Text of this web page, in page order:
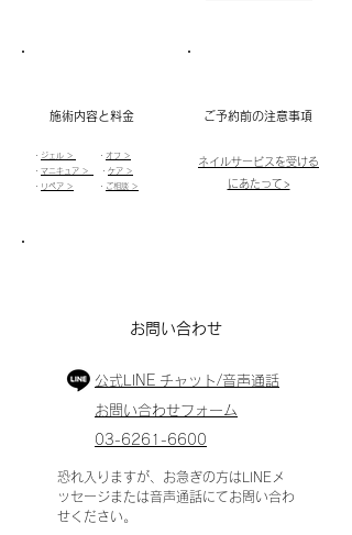
​施術内容と料金
・ ジェル ＞ ・ オフ ＞
・ マニキュア ＞ ・ ケア ＞
・ ​リペア ＞ ・ ご相談 ＞
ご予約前の注意事項
ネイルサービスを受ける
にあたって>
​お問い合わせ
公式LINE チャット/​音声通話
お問い合わせフォーム
03-6261-6600
恐れ入りますが、お急ぎの方はLINEメ
ッセージまたは音声通話にてお問い合わ
せください。